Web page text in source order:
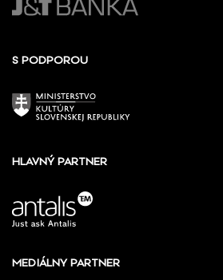
S PODPOROU
HLAVNÝ PARTNER
MEDIÁLNY PARTNER